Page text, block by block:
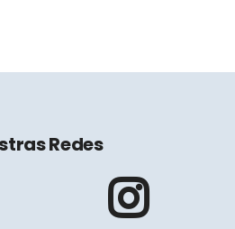
Redes